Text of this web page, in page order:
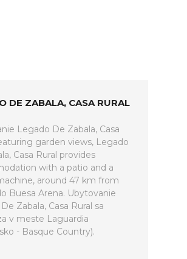
DE ZABALA, CASA RURAL
Legado De Zabala, Casa
garden views, Legado
Casa Rural provides
with a patio and a
around 47 km from
Buesa Arena. Ubytovanie
Zabala, Casa Rural sa
v meste Laguardia
- Basque Country).